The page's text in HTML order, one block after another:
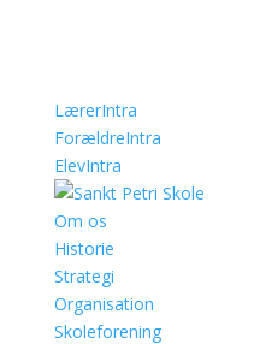
LærerIntra
ForældreIntra
ElevIntra
Om os
Historie
Strategi
Organisation
Skoleforening